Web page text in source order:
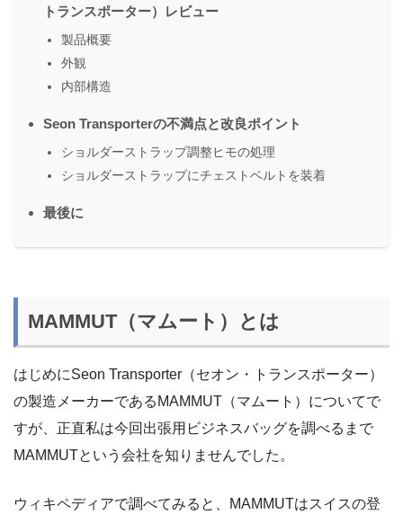
トランスポーター）レビュー
製品概要
外観
内部構造
Seon Transporterの不満点と改良ポイント
ショルダーストラップ調整ヒモの処理
ショルダーストラップにチェストベルトを装着
最後に
MAMMUT（マムート）とは
はじめにSeon Transporter（セオン・トランスポーター）
の製造メーカーであるMAMMUT（マムート）についてで
すが、正直私は今回出張用ビジネスバッグを調べるまで
MAMMUTという会社を知りませんでした。
ウィキペディアで調べてみると、MAMMUTはスイスの登